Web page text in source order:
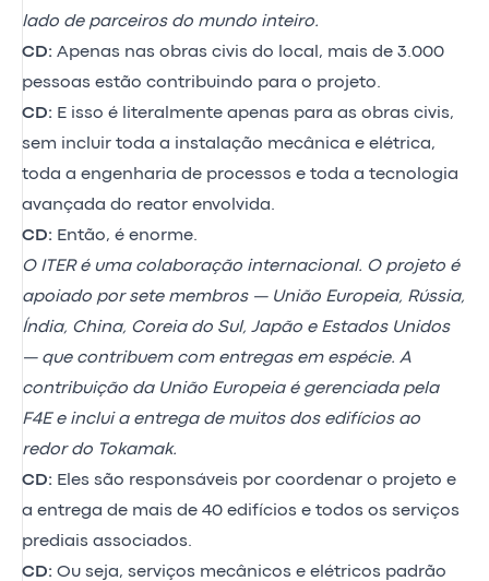
lado de parceiros do mundo inteiro.
CD: Apenas nas obras civis do local, mais de 3.000
pessoas estão contribuindo para o projeto.
CD: E isso é literalmente apenas para as obras civis,
sem incluir toda a instalação mecânica e elétrica,
toda a engenharia de processos e toda a tecnologia
avançada do reator envolvida.
CD: Então, é enorme.
O ITER é uma colaboração internacional. O projeto é
apoiado por sete membros — União Europeia, Rússia,
Índia, China, Coreia do Sul, Japão e Estados Unidos
— que contribuem com entregas em espécie. A
contribuição da União Europeia é gerenciada pela
F4E e inclui a entrega de muitos dos edifícios ao
redor do Tokamak.
CD: Eles são responsáveis por coordenar o projeto e
a entrega de mais de 40 edifícios e todos os serviços
prediais associados.
CD: Ou seja, serviços mecânicos e elétricos padrão